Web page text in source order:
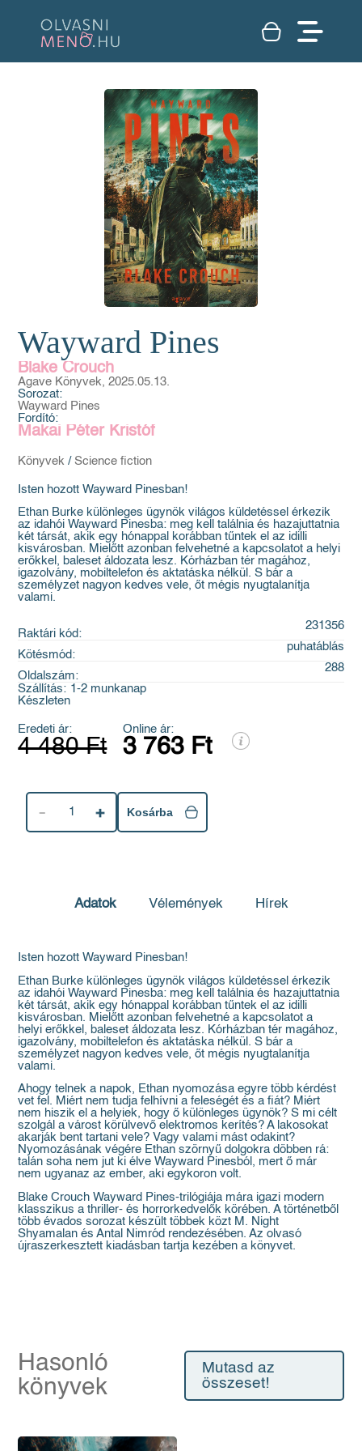
Wayward Pines
Blake Crouch
Agave Könyvek, 2025.05.13.
Sorozat:
Wayward Pines
Fordító:
Makai Péter Kristóf
Könyvek / Science fiction
Isten hozott Wayward Pinesban!
Ethan Burke különleges ügynök világos küldetéssel érkezik
az idahói Wayward Pinesba: meg kell találnia és hazajuttatnia
két társát, akik egy hónappal korábban tűntek el az idilli
kisvárosban. Mielőtt azonban felvehetné a kapcsolatot a helyi
erőkkel, baleset áldozata lesz. Kórházban tér magához,
igazolvány, mobiltelefon és aktatáska nélkül. S bár a
személyzet nagyon kedves vele, őt mégis nyugtalanítja
valami.
Raktári kód:
231356
Kötésmód:
puhatáblás
Oldalszám:
288
Szállítás: 1-2 munkanap
Készleten
Eredeti ár:
4 480 Ft
Online ár:
3 763 Ft
1 Kosárba
Adatok Vélemények Hírek
Isten hozott Wayward Pinesban!
Ethan Burke különleges ügynök világos küldetéssel érkezik
az idahói Wayward Pinesba: meg kell találnia és hazajuttatnia
két társát, akik egy hónappal korábban tűntek el az idilli
kisvárosban. Mielőtt azonban felvehetné a kapcsolatot a
helyi erőkkel, baleset áldozata lesz. Kórházban tér magához,
igazolvány, mobiltelefon és aktatáska nélkül. S bár a
személyzet nagyon kedves vele, őt mégis nyugtalanítja
valami.
Ahogy telnek a napok, Ethan nyomozása egyre több kérdést
vet fel. Miért nem tudja felhívni a feleségét és a fiát? Miért
nem hiszik el a helyiek, hogy ő különleges ügynök? S mi célt
szolgál a várost körülvevő elektromos kerítés? A lakosokat
akarják bent tartani vele? Vagy valami mást odakint?
Nyomozásának végére Ethan szörnyű dolgokra döbben rá:
talán soha nem jut ki élve Wayward Pinesból, mert ő már
nem ugyanaz az ember, aki egykoron volt.
Blake Crouch Wayward Pines-trilógiája mára igazi modern
klasszikus a thriller- és horrorkedvelők körében. A történetből
több évados sorozat készült többek közt M. Night
Shyamalan és Antal Nimród rendezésében. Az olvasó
újraszerkesztett kiadásban tartja kezében a könyvet.
Hasonló
könyvek
Mutasd az
összeset!